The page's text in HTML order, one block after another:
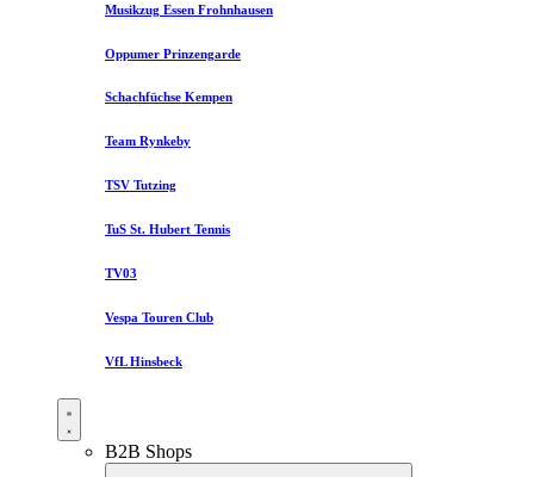
Musikzug Essen Frohnhausen
Oppumer Prinzengarde
Schachfüchse Kempen
Team Rynkeby
TSV Tutzing
TuS St. Hubert Tennis
TV03
Vespa Touren Club
VfL Hinsbeck
B2B Shops